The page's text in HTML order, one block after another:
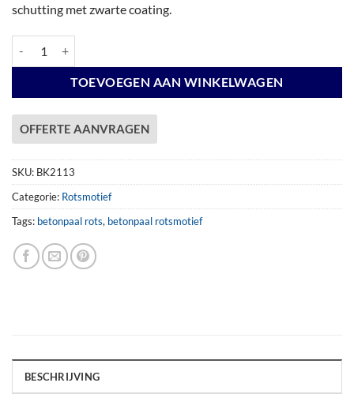
schutting met zwarte coating.
TOEVOEGEN AAN WINKELWAGEN
OFFERTE AANVRAGEN
SKU: BK2113
Categorie: Rotsmotief
Tags: betonpaal rots, betonpaal rotsmotief
BESCHRIJVING